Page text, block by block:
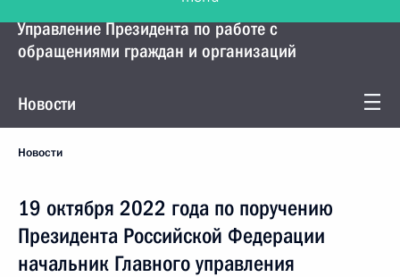
Управление Президента по работе с
обращениями граждан и организаций
Новости
Новости
19 октября 2022 года по поручению
Президента Российской Федерации
начальник Главного управления